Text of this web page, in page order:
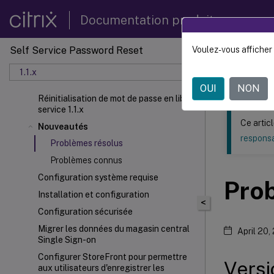
Documentation produit
Self Service Password Reset
1.1.x
Réinitialisation de mot de passe en libre-
service 1.1.x
Nouveautés
Problèmes résolus
Problèmes connus
Configuration système requise
Installation et configuration
Configuration sécurisée
Migrer les données du magasin central
Single Sign-on
Configurer StoreFront pour permettre
aux utilisateurs d'enregistrer les
Ce contenu a
<
Ce
April 20,
Voulez-vous
OUI NON